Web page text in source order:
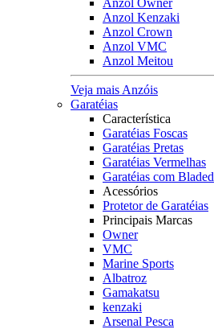
Anzol Owner
Anzol Kenzaki
Anzol Crown
Anzol VMC
Anzol Meitou
Veja mais Anzóis
Garatéias
Característica
Garatéias Foscas
Garatéias Pretas
Garatéias Vermelhas
Garatéias com Bladed
Acessórios
Protetor de Garatéias
Principais Marcas
Owner
VMC
Marine Sports
Albatroz
Gamakatsu
kenzaki
Arsenal Pesca